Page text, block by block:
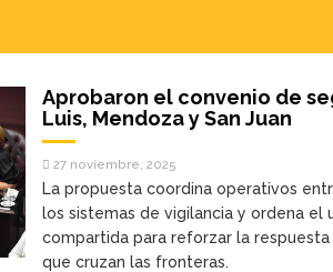
Aprobaron el convenio de
Luis, Mendoza y San Juan
27 noviembre, 2025
La propuesta coordina operativos
los sistemas de vigilancia y ordena el
compartida para reforzar la
que cruzan las fronteras.